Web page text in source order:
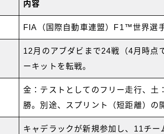
内容
FIA（国際自動車連盟）F1™️世界選
12月のアブダビまで24戦（4月時点
ーキットを転戦。
金：テストとしてのフリー走行、土
勝。別途、スプリント（短距離）の
キャデラックが新規参加し、11チー